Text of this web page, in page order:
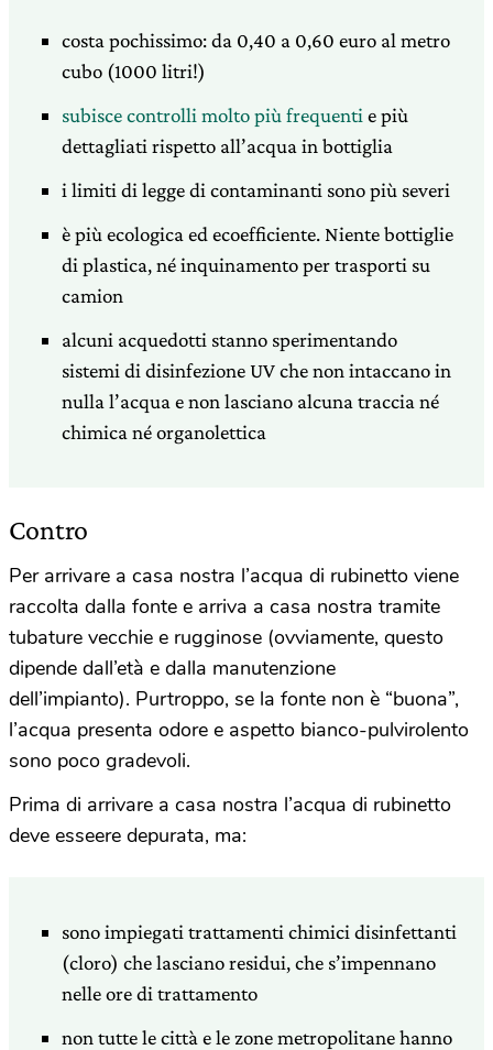
costa pochissimo: da 0,40 a 0,60 euro al metro
cubo (1000 litri!)
subisce controlli molto più frequenti e più
dettagliati rispetto all’acqua in bottiglia
i limiti di legge di contaminanti sono più severi
è più ecologica ed ecoefficiente. Niente bottiglie
di plastica, né inquinamento per trasporti su
camion
alcuni acquedotti stanno sperimentando
sistemi di disinfezione UV che non intaccano in
nulla l’acqua e non lasciano alcuna traccia né
chimica né organolettica
Contro
Per arrivare a casa nostra l’acqua di rubinetto viene
raccolta dalla fonte e arriva a casa nostra tramite
tubature vecchie e rugginose (ovviamente, questo
dipende dall’età e dalla manutenzione
dell’impianto). Purtroppo, se la fonte non è “buona”,
l’acqua presenta odore e aspetto bianco-pulvirolento
sono poco gradevoli.
Prima di arrivare a casa nostra l’acqua di rubinetto
deve esseere depurata, ma:
sono impiegati trattamenti chimici disinfettanti
(cloro) che lasciano residui, che s’impennano
nelle ore di trattamento
non tutte le città e le zone metropolitane hanno